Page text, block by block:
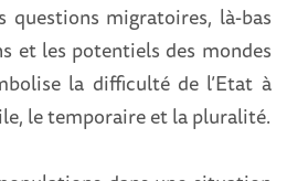
questions migratoires, là-bas
et les potentiels des mondes
la difficulté de l’Etat à
le temporaire et la pluralité.